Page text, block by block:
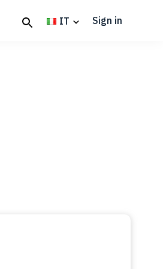
IT Sign in